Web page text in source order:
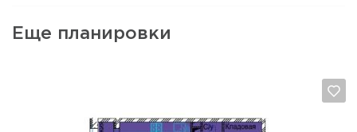
Еще планировки